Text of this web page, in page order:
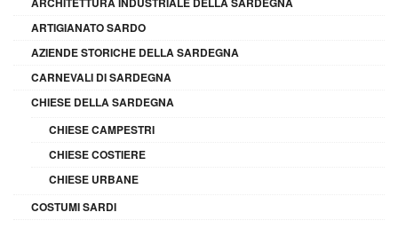
ARTIGIANATO SARDO
AZIENDE STORICHE DELLA SARDEGNA
CARNEVALI DI SARDEGNA
CHIESE DELLA SARDEGNA
CHIESE CAMPESTRI
CHIESE COSTIERE
CHIESE URBANE
COSTUMI SARDI